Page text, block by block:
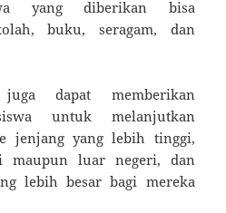
yang diberikan bisa
buku, seragam, dan
dapat memberikan
untuk melanjutkan
jenjang yang lebih tinggi,
maupun luar negeri, dan
lebih besar bagi mereka